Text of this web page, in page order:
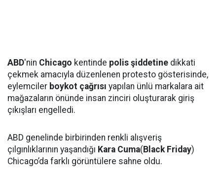
ABD'nin Chicago kentinde polis şiddetine dikkati
çekmek amacıyla düzenlenen protesto gösterisinde,
eylemciler boykot çağrısı yapılan ünlü markalara ait
mağazaların önünde insan zinciri oluşturarak giriş
çıkışları engelledi.
ABD genelinde birbirinden renkli alışveriş
çılgınlıklarının yaşandığı Kara Cuma( Black Friday)
Chicago’da farklı görüntülere sahne oldu.